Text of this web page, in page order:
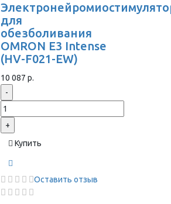
для
обезболивания
OMRON Е3 Intense
(HV-F021-EW)
10 087 р.
-
+
Купить
Оставить отзыв